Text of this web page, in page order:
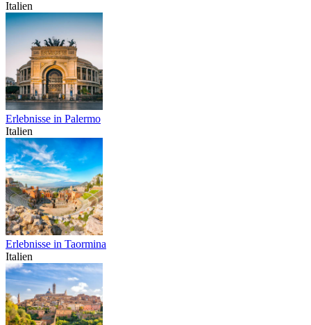
Italien
Erlebnisse in Palermo
Italien
Erlebnisse in Taormina
Italien